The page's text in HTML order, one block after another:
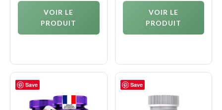
VOIR LE
PRODUIT
VOIR LE
PRODUIT
Save Save